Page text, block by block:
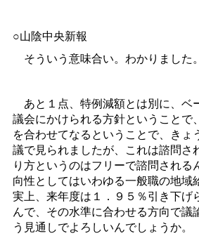
○山陰中央新報
そういう意味合い。わかりました。
あと１点、特例減額とは別に、ベ
議会にかけられる方針ということで
を合わせてなるということで、きょ
議で見られましたが、これは諮問さ
り方というのはフリーで諮問される
向性としてはいわゆる一般職の地域
実上、来年度は１．９５％引き下げ
んで、その水準に合わせる方向で議
う見通しでよろしいんでしょうか。